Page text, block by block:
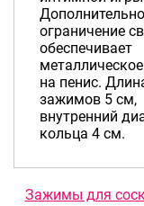
ограничение
обеспечивает
на пенис.
зажимов 5 см,
внутренний
кольца 4 см.
Зажимы для